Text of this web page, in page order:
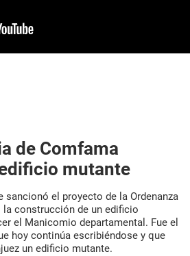
de Comfama
mutante
sancionó el proyecto de la Ordenanza
la construcción de un edificio
el Manicomio departamental. Fue el
hoy continúa escribiéndose y que
un edificio mutante.